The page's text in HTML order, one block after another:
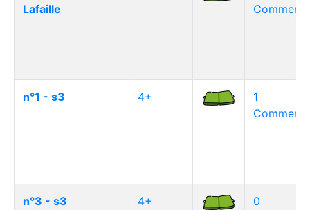
Lafaille
n°1 - s3 4+
1
n°3 - s3 4+
0